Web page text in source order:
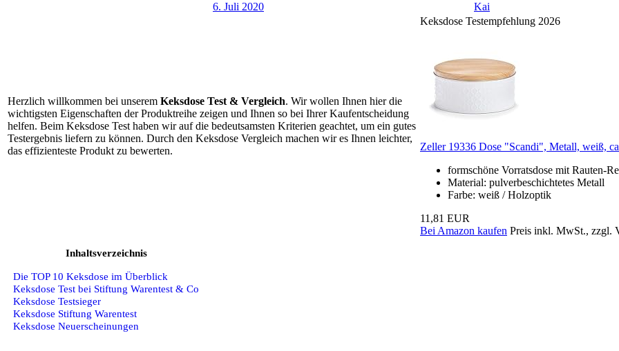
6. Juli 2020 Kai
Herzlich willkommen bei unserem Keksdose Test & Vergleich. Wir wollen Ihnen hier die
wichtigsten Eigenschaften der Produktreihe zeigen und Ihnen so bei Ihrer Kaufentscheidung
helfen. Beim Keksdose Test haben wir auf die bedeutsamsten Kriterien geachtet, um ein gutes
Testergebnis liefern zu können. Durch den Keksdose Vergleich machen wir es Ihnen leichter,
das effizienteste Produkt zu bewerten.
Keksdose Testempfehlung 2026
Zeller 19336 Dose "Scandi", Metall, weiß,
formschöne Vorratsdose mit Rauten-
Material: pulverbeschichtetes Metall
Farbe: weiß / Holzoptik
11,81 EUR
Bei Amazon kaufen Preis inkl. MwSt., zzgl.
Inhaltsverzeichnis
Die TOP 10 Keksdose im Überblick
Keksdose Test bei Stiftung Warentest & Co
Keksdose Testsieger
Keksdose Stiftung Warentest
Keksdose Neuerscheinungen